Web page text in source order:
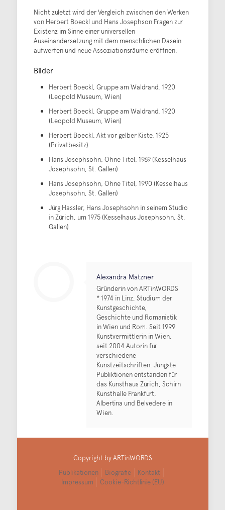
Nicht zuletzt wird der Vergleich zwischen den Werken
von Herbert Boeckl und Hans Josephson Fragen zur
Existenz im Sinne einer universellen
Auseinandersetzung mit dem menschlichen Dasein
aufwerfen und neue Assoziationsräume eröffnen.
Bilder
Herbert Boeckl, Gruppe am Waldrand, 1920
(Leopold Museum, Wien)
Herbert Boeckl, Gruppe am Waldrand, 1920
(Leopold Museum, Wien)
Herbert Boeckl, Akt vor gelber Kiste, 1925
(Privatbesitz)
Hans Josephsohn, Ohne Titel, 1969 (Kesselhaus
Josephsohn, St. Gallen)
Hans Josephsohn, Ohne Titel, 1990 (Kesselhaus
Josephsohn, St. Gallen)
Jürg Hassler, Hans Josephsohn in seinem Studio
in Zürich, um 1975 (Kesselhaus Josephsohn, St.
Gallen)
Alexandra Matzner
Gründerin von ARTinWORDS
* 1974 in Linz, Studium der
Kunstgeschichte,
Geschichte und Romanistik
in Wien und Rom. Seit 1999
Kunstvermittlerin in Wien,
seit 2004 Autorin für
verschiedene
Kunstzeitschriften. Jüngste
Publiktionen entstanden für
das Kunsthaus Zürich, Schirn
Kunsthalle Frankfurt,
Albertina und Belvedere in
Wien.
Copyright by ARTinWORDS
Publikationen
Biografie
Kontakt
Impressum
Cookie-Richtlinie (EU)